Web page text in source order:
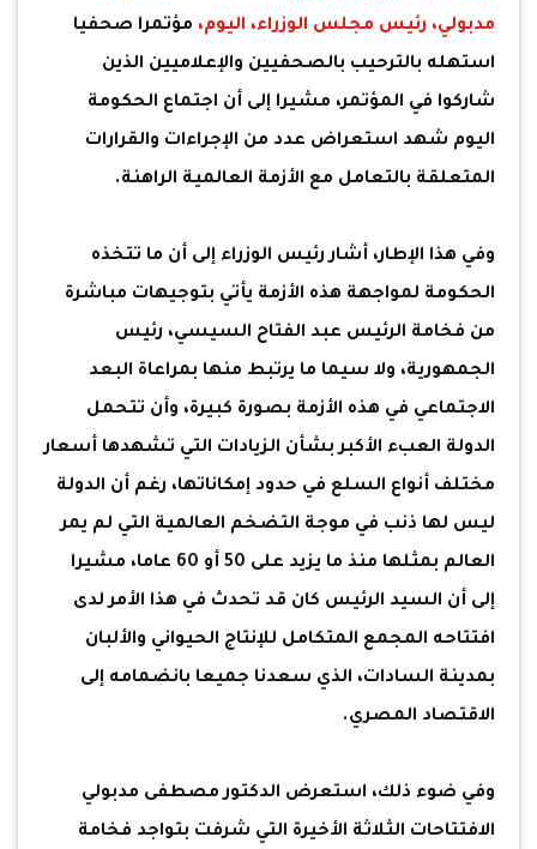
مدبولي، رئيس مجلس الوزراء، اليوم، مؤتمرا صحفيا
استهله بالترحيب بالصحفيين والإعلاميين الذين
شاركوا في المؤتمر، مشيرا إلى أن اجتماع الحكومة
اليوم شهد استعراض عدد من الإجراءات والقرارات
المتعلقة بالتعامل مع الأزمة العالمية الراهنة.
وفي هذا الإطار، أشار رئيس الوزراء إلى أن ما تتخذه
الحكومة لمواجهة هذه الأزمة يأتي بتوجيهات مباشرة
من فخامة الرئيس عبد الفتاح السيسي، رئيس
الجمهورية، ولا سيما ما يرتبط منها بمراعاة البعد
الاجتماعي في هذه الأزمة بصورة كبيرة، وأن تتحمل
الدولة العبء الأكبر بشأن الزيادات التي تشهدها أسعار
مختلف أنواع السلع في حدود إمكاناتها، رغم أن الدولة
ليس لها ذنب في موجة التضخم العالمية التي لم يمر
العالم بمثلها منذ ما يزيد على 50 أو 60 عاما، مشيرا
إلى أن السيد الرئيس كان قد تحدث في هذا الأمر لدى
افتتاحه المجمع المتكامل للإنتاج الحيواني والألبان
بمدينة السادات، الذي سعدنا جميعا بانضمامه إلى
الاقتصاد المصري.
وفي ضوء ذلك، استعرض الدكتور مصطفى مدبولي
الافتتاحات الثلاثة الأخيرة التي شرفت بتواجد فخامة